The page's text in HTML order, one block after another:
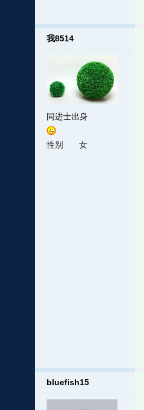
我8514
同进士出身
性别 女
bluefish15